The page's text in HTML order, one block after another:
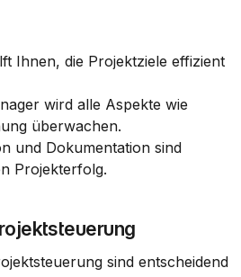
Ihnen, die Projektziele effizient
wird alle Aspekte wie
überwachen.
und Dokumentation sind
Projekterfolg.
sind entscheidend